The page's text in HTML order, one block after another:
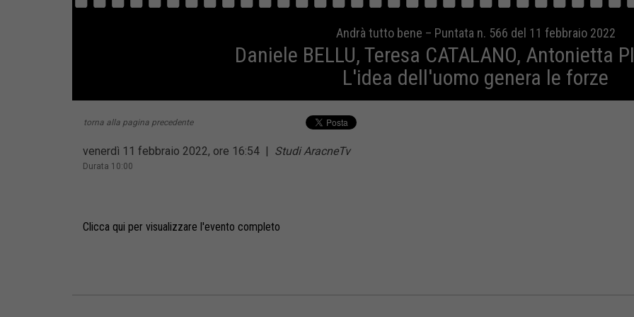
Andrà tutto bene – Puntata n. 566 del 11 febbraio 2022
Daniele BELLU, Teresa CATALANO, Antonietta
L'idea dell'uomo genera le forze
torna alla pagina precedente
venerdì 11 febbraio 2022, ore 16:54 | Studi AracneTv
Durata 10:00
Clicca qui per visualizzare l'evento completo